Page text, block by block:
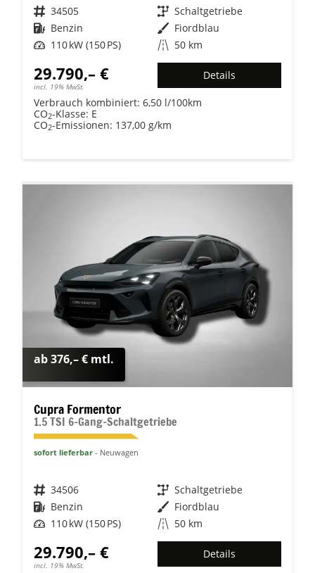
Fahrzeugnr. 34505 Getriebe Schaltgetriebe
Kraftstoff Benzin Außenfarbe Fiordblau
Leistung 110 kW (150 PS) Kilometerstand 50 km
29.790,– €
incl. 19% MwSt.
Details
Verbrauch kombiniert: 6,50 l/100km
CO2-Klasse: E
CO2-Emissionen: 137,00 g/km
ab 376,– € mtl.
Cupra Formentor
1.5 TSI 6-Gang-Schaltgetriebe
sofort lieferbar Neuwagen
Fahrzeugnr. 34506 Getriebe Schaltgetriebe
Kraftstoff Benzin Außenfarbe Fiordblau
Leistung 110 kW (150 PS) Kilometerstand 50 km
29.790,– €
incl. 19% MwSt.
Details